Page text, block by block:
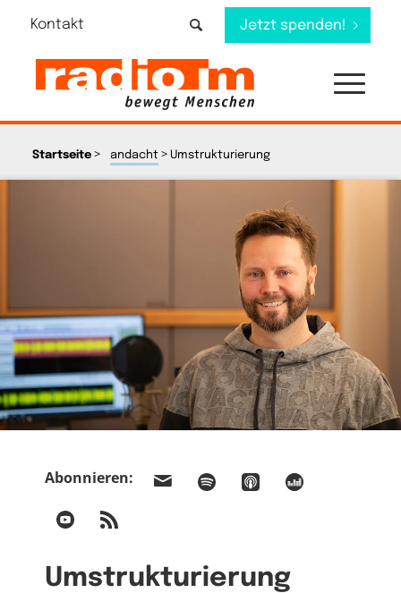
Kontakt Jetzt spenden!
Startseite> andacht> Umstrukturierung
Abonnieren:
Umstrukturierung